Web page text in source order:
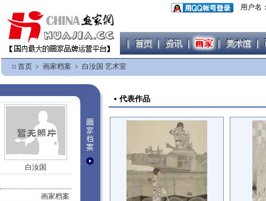
用户名
首页 ﹥ 画家档案 ﹥ 白汝国 艺术室
白汝国
画家档案
• 代表作品